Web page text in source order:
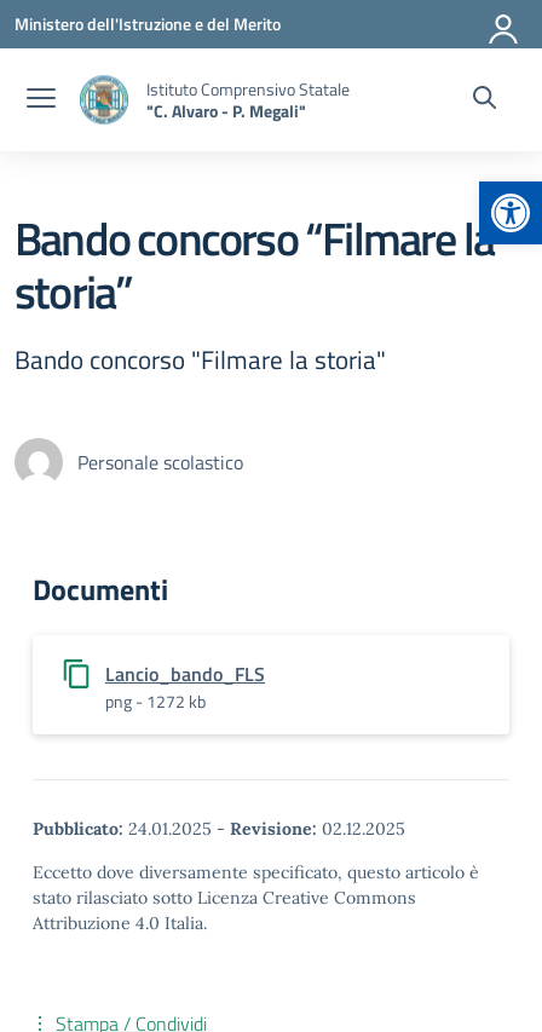
Vai ai contenuti
Vai al menu di navigazione
Vai al footer
Ministero dell'Istruzione e del Merito
Istituto Comprensivo Statale
"C. Alvaro - P. Megali"
Bando concorso “Filmare la
storia”
Bando concorso "Filmare la storia"
Personale scolastico
Documenti
Lancio_bando_FLS
png - 1272 kb
Pubblicato: 24.01.2025 - Revisione: 02.12.2025
Eccetto dove diversamente specificato, questo articolo è
stato rilasciato sotto Licenza Creative Commons
Attribuzione 4.0 Italia.
Stampa / Condividi